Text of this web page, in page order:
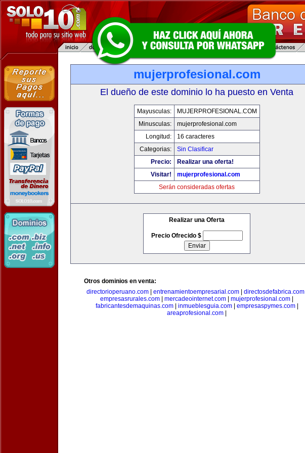
mujerprofesional.com
El dueño de este dominio lo ha puesto en Venta
Mayusculas:
MUJERPROFESIONAL.COM
Minusculas:
mujerprofesional.com
Longitud:
16 caracteres
Categorias:
Sin Clasificar
Precio:
Realizar una oferta!
Visitar!
mujerprofesional.com
Serán consideradas ofertas
Realizar una Oferta
Precio Ofrecido $
Otros dominios en venta:
directorioperuano.com| entrenamientoempresarial.com| directosdefabrica.com|
empresasrurales.com
mercadeointernet.com mujerprofesional.com
fabricantesdemaquinas.com| inmueblesguia.com| empresaspymes.com|
areaprofesional.com